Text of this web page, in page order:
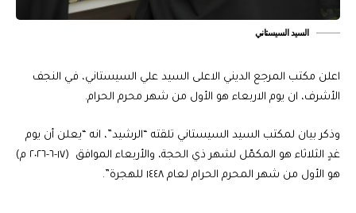
السيد السيستاني
اعلن مكتب المرجع الديني الاعلى السيد علي السيستاني، في النجف
الأشرف، ان يوم الاربعاء هو الأول من شهر محرم الحرام.
وذكر بيان لمكتب السيد السيستاني تلقته “الرشيد”، انه “يعلن أن يوم
غدٍ الثلاثاء هو المكمّل لشهر ذي الحجة، والأربعاء الموافق (١٧-٦-٢٠٢٦ م)
هو الأول من شهر المحرم الحرام لعام ١٤٤٨ للهجرة”.